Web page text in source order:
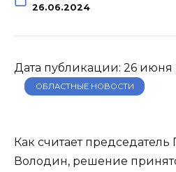
26.06.2024
Дата публикации: 26 июня
ОБЛАСТНЫЕ НОВОСТИ
Как считает
Володин, решение